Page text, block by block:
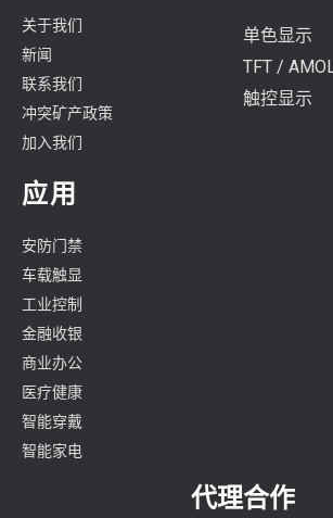
关于我们
新闻
联系我们
冲突矿产政策
加入我们
单色显示
TFT /
触控显示
应用
安防门禁
车载触显
工业控制
金融收银
商业办公
医疗健康
智能穿戴
智能家电
代理合作